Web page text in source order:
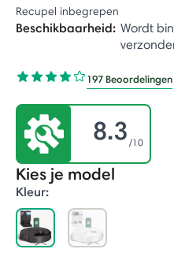
Recupel inbegrepen
Beschikbaarheid: Wordt
197 Beoordelingen
8.3 /10
Kies je model
Kleur: